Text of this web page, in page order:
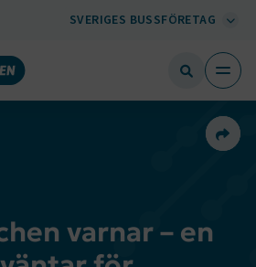
SVERIGES BUSSFÖRETAG
varnar – en
Dela